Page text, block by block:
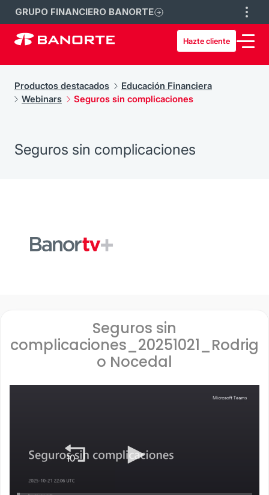
GRUPO FINANCIERO BANORTE
Hazte cliente
Productos destacados
Educación Financiera
Webinars
Seguros sin complicaciones
Seguros sin complicaciones